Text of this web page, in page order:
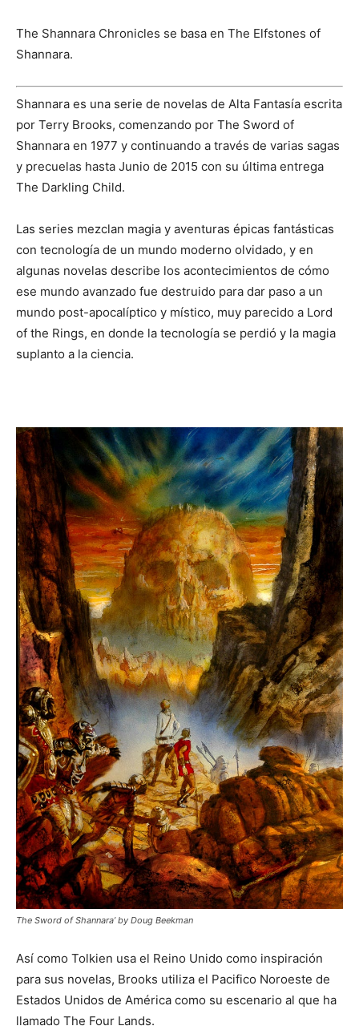
The Shannara Chronicles se basa en The Elfstones of
Shannara.
Shannara es una serie de novelas de Alta Fantasía escrita
por Terry Brooks, comenzando por The Sword of
Shannara en 1977 y continuando a través de varias sagas
y precuelas hasta Junio de 2015 con su última entrega
The Darkling Child.
Las series mezclan magia y aventuras épicas fantásticas
con tecnología de un mundo moderno olvidado, y en
algunas novelas describe los acontecimientos de cómo
ese mundo avanzado fue destruido para dar paso a un
mundo post-apocalíptico y místico, muy parecido a Lord
of the Rings, en donde la tecnología se perdió y la magia
suplanto a la ciencia.
The Sword of Shannara’ by Doug Beekman
Así como Tolkien usa el Reino Unido como inspiración
para sus novelas, Brooks utiliza el Pacifico Noroeste de
Estados Unidos de América como su escenario al que ha
llamado The Four Lands.